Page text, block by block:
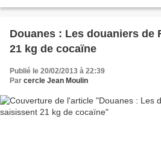
Douanes : Les douaniers de
21 kg de cocaïne
Publié le 20/02/2013 à 22:39
Par cercle Jean Moulin